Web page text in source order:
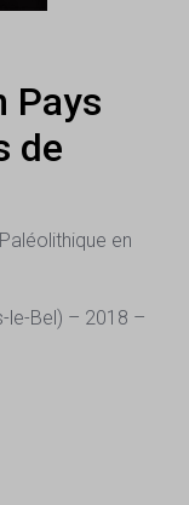
Pays
de
en
le-Bel) – 2018 –